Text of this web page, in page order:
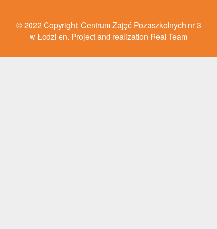
© 2022 Copyright: Centrum Zajęć Pozaszkolnych nr 3
w Łodzi en. Project and realization Real Team